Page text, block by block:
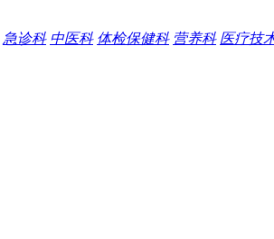
急诊科 中医科 体检保健科 营养科 医疗技